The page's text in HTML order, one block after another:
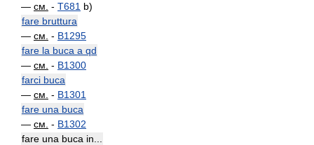
— см. - T681 b)
fare bruttura
— см. - B1295
fare la buca a qd
— см. - B1300
farci buca
— см. - B1301
fare una buca
— см. - B1302
fare una buca in...